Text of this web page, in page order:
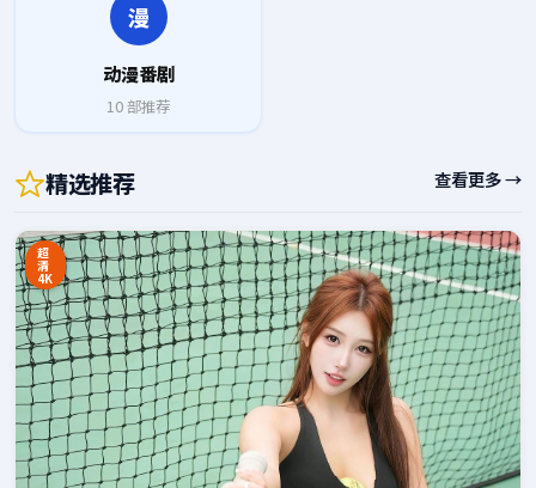
漫
动漫番剧
10部推荐
精选推荐 查看更多 →
超
清
4K